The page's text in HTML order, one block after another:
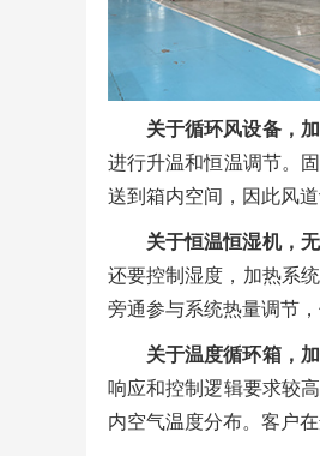
关于循环风设备，
进行升温和恒温调节。
送到箱内空间，因此风
关于恒温恒湿机，
还要控制湿度，加热系
旁通参与系统热量调节
关于温度循环箱，
响应和控制逻辑要求较
内空气温度分布。客户